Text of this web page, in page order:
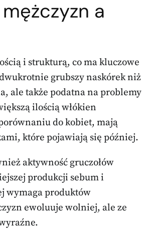
a
i strukturą, co ma kluczowe
grubszy naskórek niż
ale także podatna na problemy
ilością włókien
do kobiet, mają
które pojawiają się później.
aktywność gruczołów
produkcji sebum i
wymaga produktów
ewoluuje wolniej, ale ze